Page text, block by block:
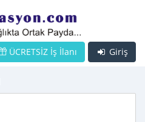
Giriş
ÜCRETSİZ İş İlanı